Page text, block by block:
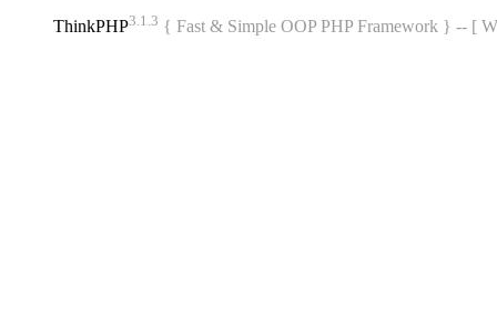
ThinkPHP3.1.3 { Fast & Simple OOP PHP Framework } -- [